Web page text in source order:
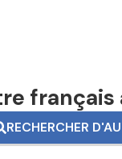
RECHERCHER